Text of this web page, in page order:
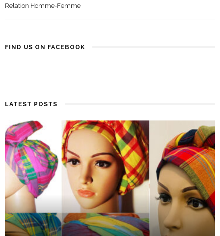
Relation Homme-Femme
FIND US ON FACEBOOK
LATEST POSTS